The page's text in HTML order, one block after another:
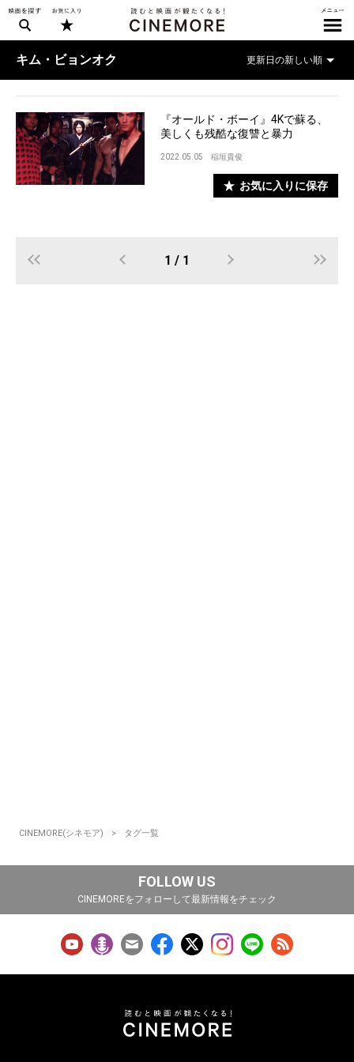
キム・ビョンオク
『オールド・ボーイ』4Kで蘇る、
美しくも残酷な復讐と暴力
2022.05.05 稲垣貴俊
お気に入りに保存
1 / 1
CINEMORE(シネモア) タグ一覧
FOLLOW US
CINEMOREをフォローして最新情報をチェック